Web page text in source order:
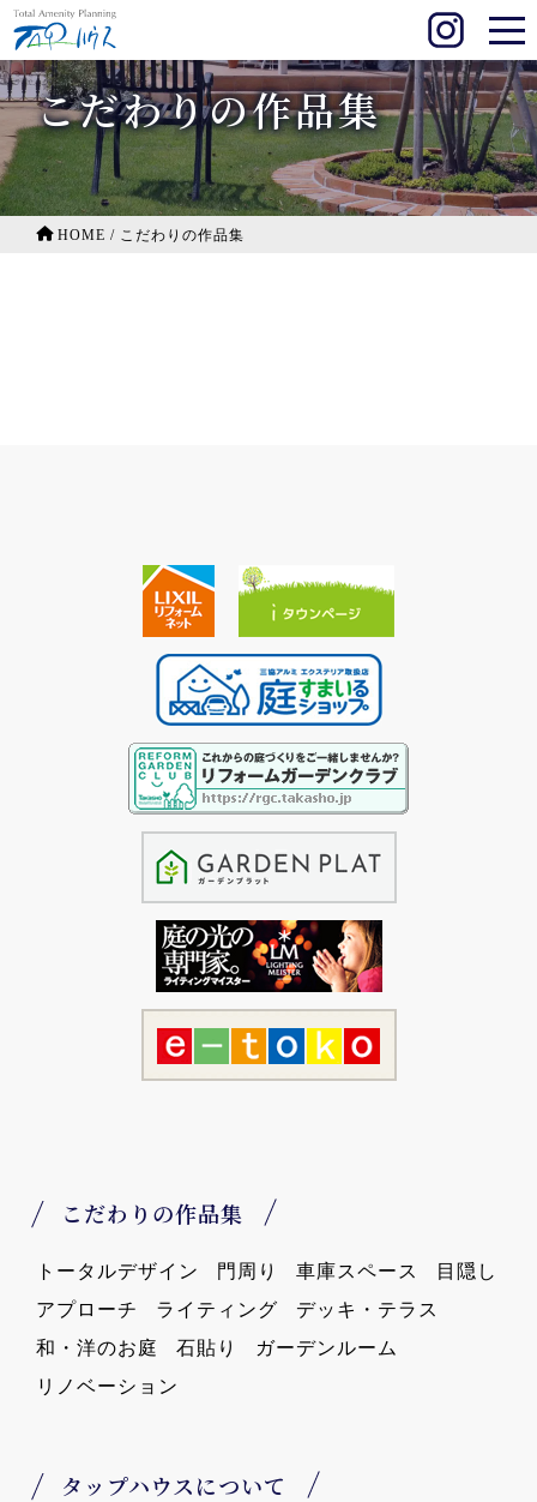
こだわりの作品集
HOME / こだわりの作品集
こだわりの作品集
トータルデザイン 門周り 車庫スペース
目隠し
アプローチ
ライティング
デッキ・テラス
和・洋のお庭
石貼り
ガーデンルーム
リノベーション
タップハウスについて